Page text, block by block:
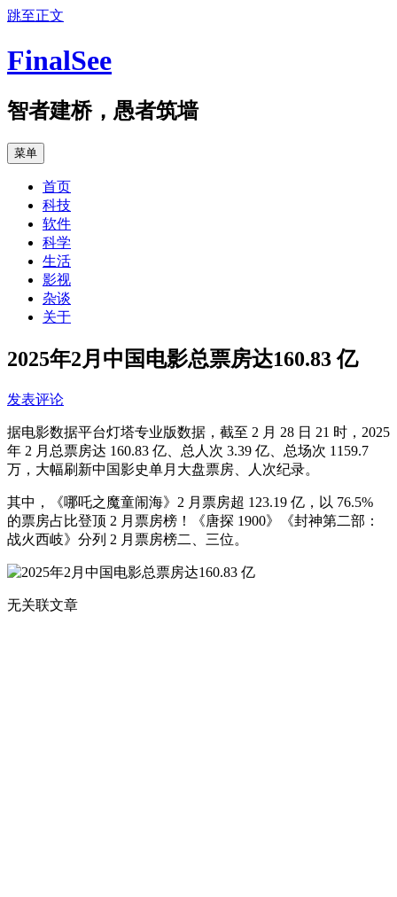
跳至正文
FinalSee
智者建桥，愚者筑墙
菜单
首页
科技
软件
科学
生活
影视
杂谈
关于
2025年2月中国电影总票房达160.83 亿
发表评论
据电影数据平台灯塔专业版数据，截至 2 月 28 日 21 时，2025
年 2 月总票房达 160.83 亿、总人次 3.39 亿、总场次 1159.7
万，大幅刷新中国影史单月大盘票房、人次纪录。
其中，《哪吒之魔童闹海》2 月票房超 123.19 亿，以 76.5%
的票房占比登顶 2 月票房榜！《唐探 1900》《封神第二部：
战火西岐》分列 2 月票房榜二、三位。
无关联文章